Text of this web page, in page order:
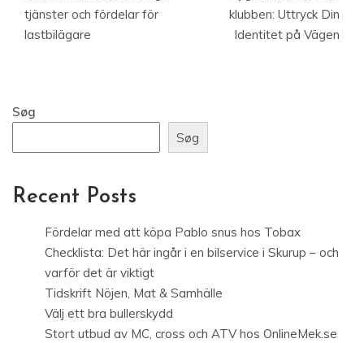
tjänster och fördelar för
lastbilägare
klubben: Uttryck Din
Identitet på Vägen
Søg
Søg
Recent Posts
Fördelar med att köpa Pablo snus hos Tobax
Checklista: Det här ingår i en bilservice i Skurup – och
varför det är viktigt
Tidskrift Nöjen, Mat & Samhälle
Välj ett bra bullerskydd
Stort utbud av MC, cross och ATV hos OnlineMek.se